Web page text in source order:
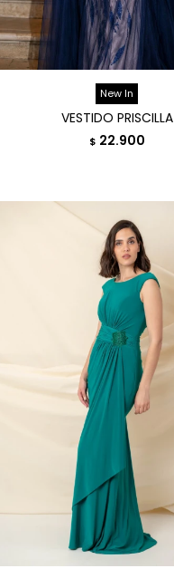
New In
VESTIDO PRISCILLA
$ 22.900